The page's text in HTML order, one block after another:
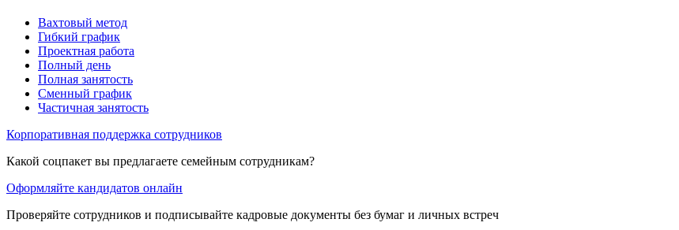
Вахтовый метод
Гибкий график
Проектная работа
Полный день
Полная занятость
Сменный график
Частичная занятость
Корпоративная поддержка сотрудников
Какой соцпакет вы предлагаете семейным сотрудникам?
Оформляйте кандидатов онлайн
Проверяйте сотрудников и подписывайте кадровые документы без бумаг и личных встреч